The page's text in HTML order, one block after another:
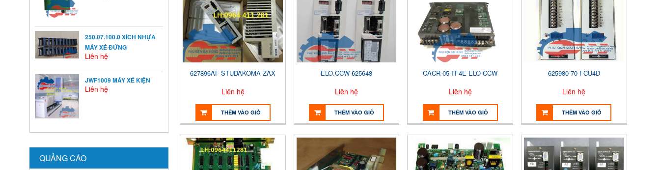
250.07.100.0 XÍCH NHỰA
MÁY XÉ ĐỨNG
Liên hệ
JWF1009 MÁY XÉ KIỆN
Liên hệ
QUẢNG CÁO
NGUYÊN NHÂN ẢNH
TRƯỞNG CỦA TRẺ
Ở mỗi thời kỳ trẻ có sự phát
triển khác nhau ...
BÍ QUYẾT SỬ DỤNG MEN VI
SINH Ở TRẺ
Là cha mẹ ai cũng mong
muốn con mình lớn lên ...
HƯỚNG DẪN CAI SỮA CHO
HIỆU QUẢ CÁC BÀ MẸ NÊN
627896AF STUDAKOMA ZAX
Liên hệ
THÊM VÀO GIỎ
ELO.CCW 625648
Liên hệ
THÊM VÀO GIỎ
CACR-05-TF4E ELO-CCW
Liên hệ
THÊM VÀO GIỎ
625980-70 FCU4D
Liên hệ
THÊM VÀO GIỎ